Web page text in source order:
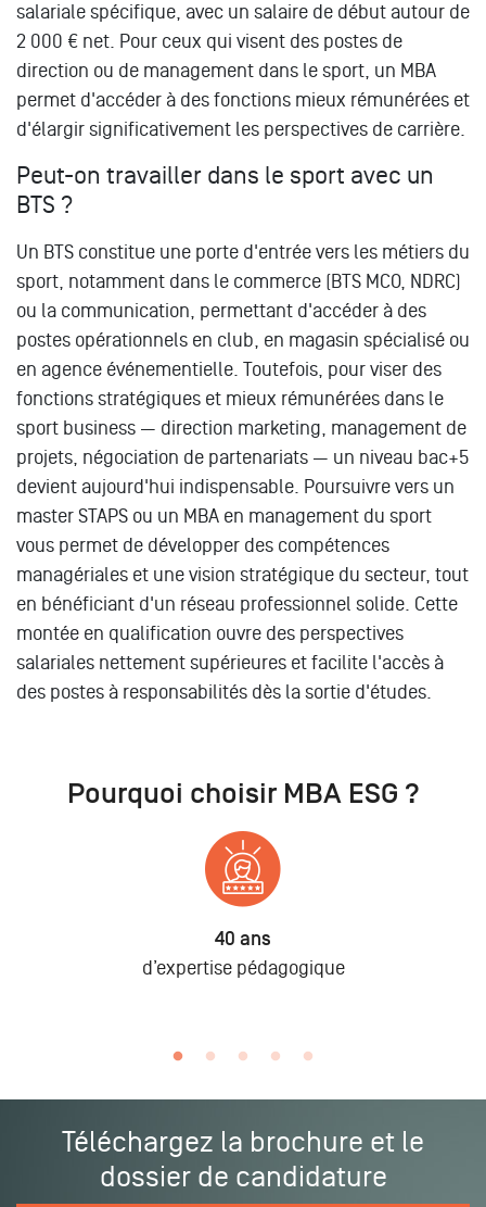
salariale spécifique, avec un salaire de début autour de
2 000 € net. Pour ceux qui visent des postes de
direction ou de management dans le sport, un MBA
permet d'accéder à des fonctions mieux rémunérées et
d'élargir significativement les perspectives de carrière.
Peut-on travailler dans le sport avec un
BTS ?
Un BTS constitue une porte d'entrée vers les métiers du
sport, notamment dans le commerce (BTS MCO, NDRC)
ou la communication, permettant d'accéder à des
postes opérationnels en club, en magasin spécialisé ou
en agence événementielle. Toutefois, pour viser des
fonctions stratégiques et mieux rémunérées dans le
sport business — direction marketing, management de
projets, négociation de partenariats — un niveau bac+5
devient aujourd'hui indispensable. Poursuivre vers un
master STAPS ou un MBA en management du sport
vous permet de développer des compétences
managériales et une vision stratégique du secteur, tout
en bénéficiant d'un réseau professionnel solide. Cette
montée en qualification ouvre des perspectives
salariales nettement supérieures et facilite l'accès à
des postes à responsabilités dès la sortie d'études.
Pourquoi choisir MBA ESG ?
40 ans
d’expertise pédagogique
Téléchargez la brochure et le
dossier de candidature